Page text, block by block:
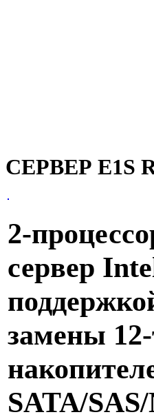
СЕРВЕР E1S
2-
сервер
замены
SATA/